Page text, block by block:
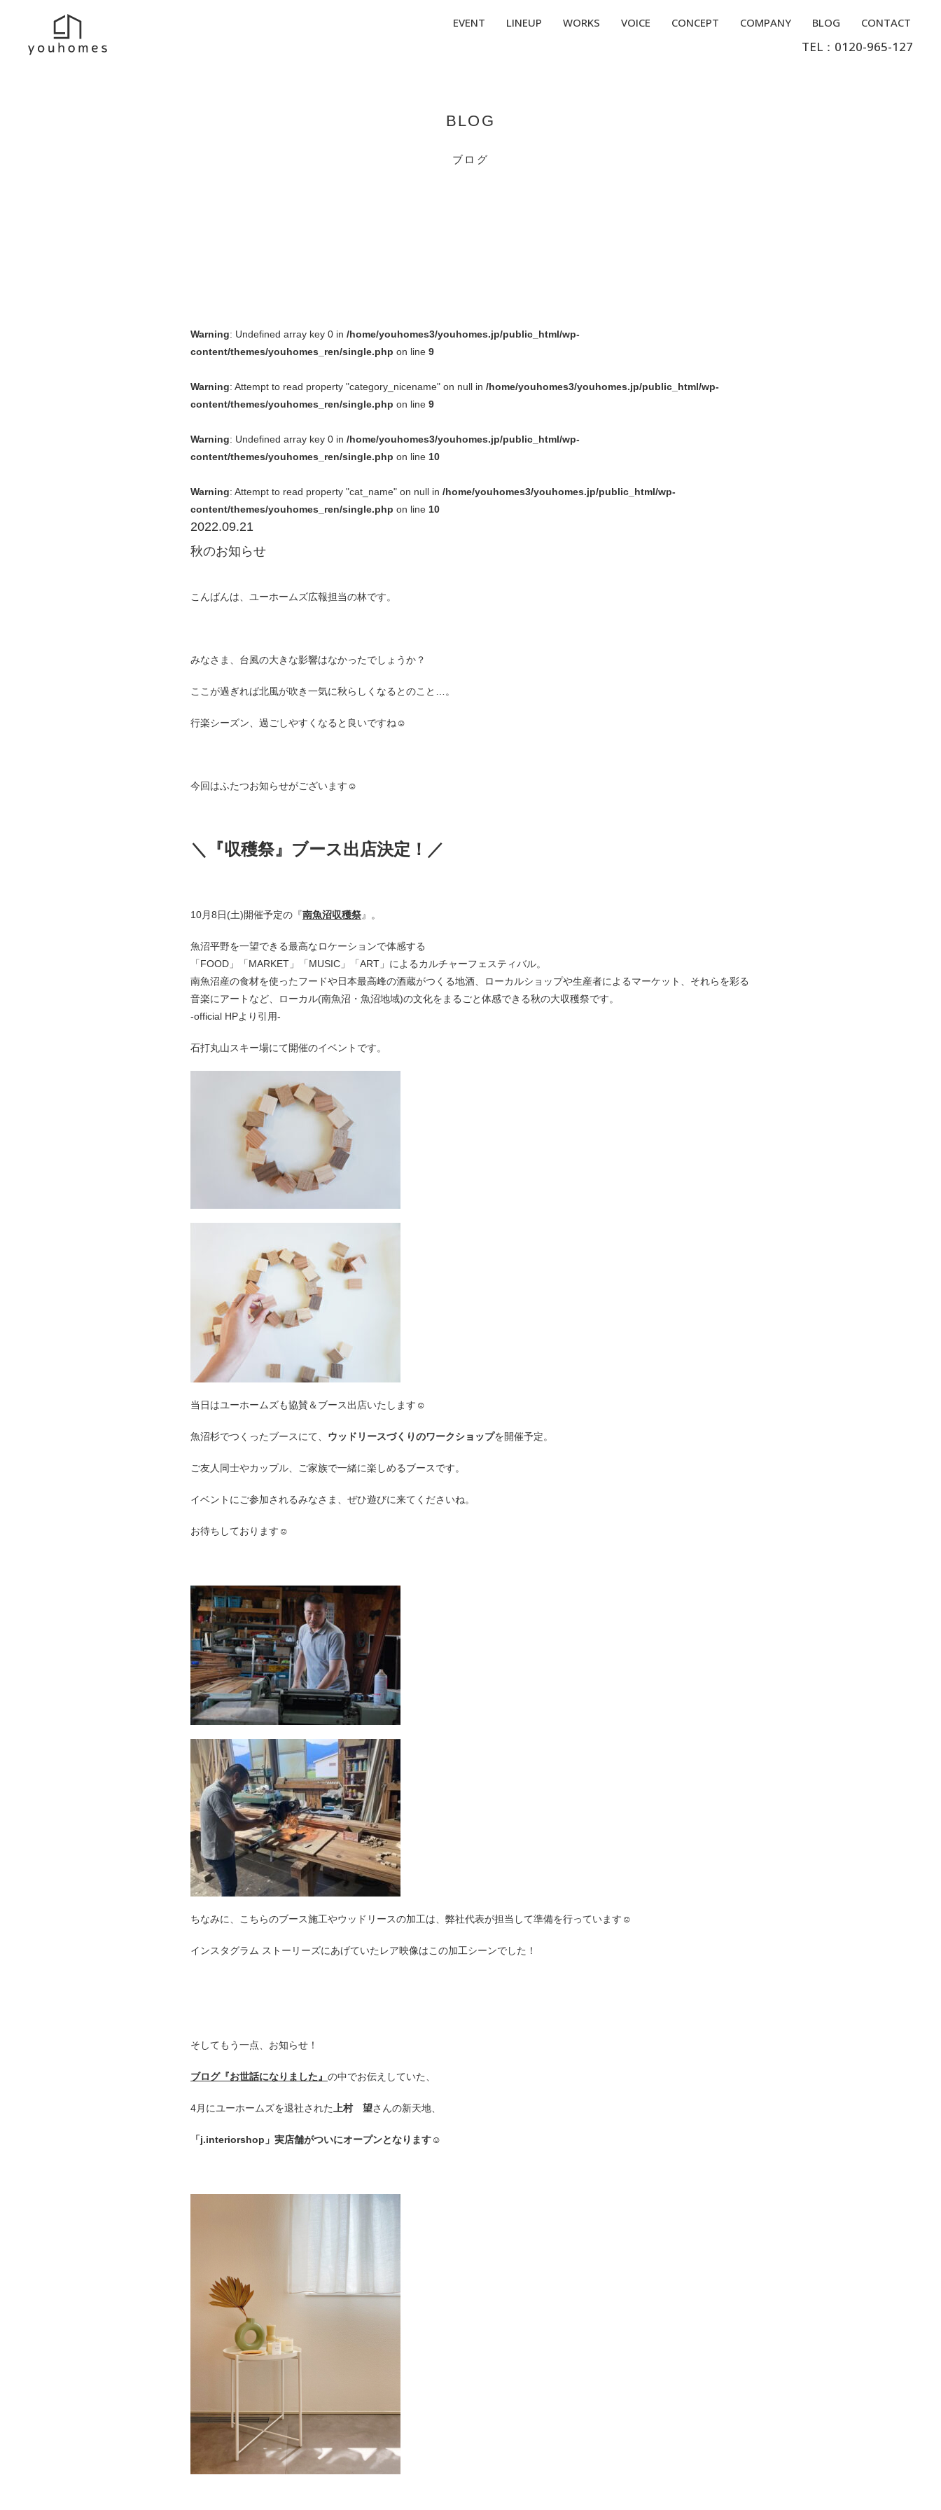
EVENT LINEUP WORKS VOICE CONCEPT COMPANY BLOG CONTACT
TEL：0120-965-127
BLOG
ブログ
Warning: Undefined array key 0 in /home/youhomes3/youhomes.jp/public_html/wp-
content/themes/youhomes_ren/single.php on line 9
Warning: Attempt to read property "category_nicename" on null in /home/youhomes3/youhomes.jp/public_html/wp-
content/themes/youhomes_ren/single.php on line 9
Warning: Undefined array key 0 in /home/youhomes3/youhomes.jp/public_html/wp-
content/themes/youhomes_ren/single.php on line 10
Warning: Attempt to read property "cat_name" on null in /home/youhomes3/youhomes.jp/public_html/wp-
content/themes/youhomes_ren/single.php on line 10
2022.09.21
秋のお知らせ
こんばんは、ユーホームズ広報担当の林です。
みなさま、台風の大きな影響はなかったでしょうか？
ここが過ぎれば北風が吹き一気に秋らしくなるとのこと…。
行楽シーズン、過ごしやすくなると良いですね☺︎
今回はふたつお知らせがございます☺︎
＼『収穫祭』ブース出店決定！／
10月8日(土)開催予定の『南魚沼収穫祭』。
魚沼平野を一望できる最高なロケーションで体感する
「FOOD」「MARKET」「MUSIC」「ART」によるカルチャーフェスティバル。
南魚沼産の食材を使ったフードや日本最高峰の酒蔵がつくる地酒、ローカルショップや生産者によるマーケット、それらを彩る
音楽にアートなど、ローカル(南魚沼・魚沼地域)の文化をまるごと体感できる秋の大収穫祭です。
-official HPより引用-
石打丸山スキー場にて開催のイベントです。
当日はユーホームズも協賛＆ブース出店いたします☺︎
魚沼杉でつくったブースにて、 ウッドリースづくりのワークショップを開催予定。
ご友人同士やカップル、ご家族で一緒に楽しめるブースです。
イベントにご参加されるみなさま、ぜひ遊びに来てくださいね。
お待ちしております☺︎
ちなみに、こちらのブース施工やウッドリースの加工は、弊社代表が担当して準備を行っています☺︎
インスタグラム ストーリーズにあげていたレア映像はこの加工シーンでした！
そしてもう一点、お知らせ！
ブログ『お世話になりました』 の中でお伝えしていた、
4月にユーホームズを退社された 上村 望さんの新天地、
「j.interiorshop」実店舗がついにオープンとなります☺︎